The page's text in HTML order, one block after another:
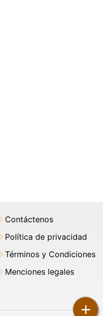
+
Contáctenos
Política de privacidad
Términos y Condiciones
Menciones legales